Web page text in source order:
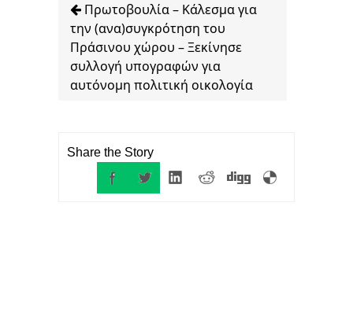
Πρωτοβουλία – Κάλεσμα για
την (ανα)συγκρότηση του
Πράσινου χώρου – Ξεκίνησε
συλλογή υπογραφών για
αυτόνομη πολιτική οικολογία
Share the Story